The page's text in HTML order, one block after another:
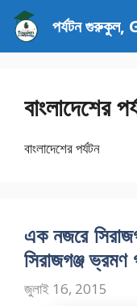
এড়িেয়
লেখায়
যান
পর্যটন গুরুকুল,
বাংলাদেশের
বাংলাদেশের পর্যটন
এক নজরে
সিরাজগঞ্জ ভ্রমণ
জুলাই 16, 2015